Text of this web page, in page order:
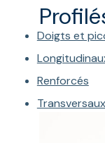
Doigts et
Renforcés
Transversaux